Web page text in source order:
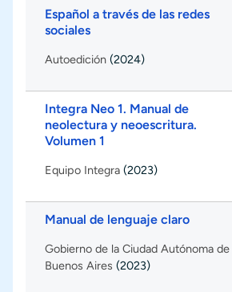
Español a través de las redes
sociales
Autoedición (2024)
Integra Neo 1. Manual de
neolectura y neoescritura.
Volumen 1
Equipo Integra (2023)
Manual de lenguaje claro
Gobierno de la Ciudad Autónoma de
Buenos Aires (2023)